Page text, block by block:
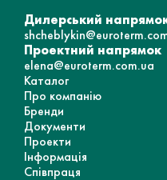
Дилерський
Проектний напрямок
elena@euroterm.com.ua
Каталог
Про компанію
Бренди
Документи
Проекти
Інформація
Співпраця